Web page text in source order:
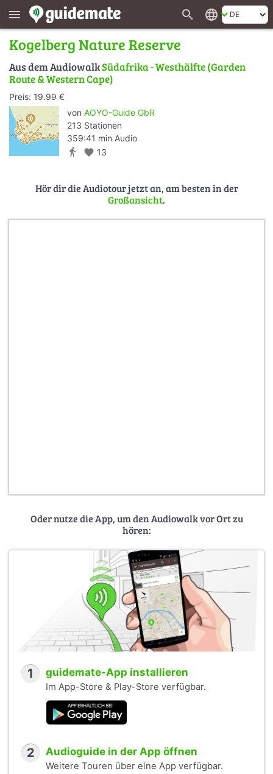
menu search language
Kogelberg Nature Reserve
Aus dem AudiowalkSüdafrika - Westhälfte (Garden
Route & Western Cape)
Preis: 19.99 €
von AOYO-Guide GbR
213 Stationen
359:41 min Audio
directions_walk favorite 13
Hör dir die Audiotour jetzt an, am besten in der
Großansicht.
Oder nutze die App, um den Audiowalk vor Ort zu
hören:
1 guidemate-App installieren
Im App-Store & Play-Store verfügbar.
2 Audioguide in der App öffnen
Weitere Touren über eine App verfügbar.